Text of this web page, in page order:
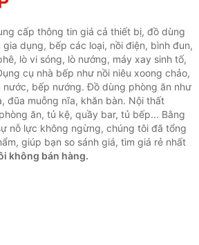
cấp thông tin giá cả thiết bị, đồ dùng
dụng, bếp các loại, nồi điện, bình đun,
lò vi sóng, lò nướng, máy xay sinh tố,
cụ nhà bếp như nồi niêu xoong chảo,
bếp nướng. Đồ dùng phòng ăn như
đũa muỗng nĩa, khăn bàn. Nội thất
ăn, tủ kệ, quầy bar, tủ bếp... Bằng
nỗ lực không ngừng, chúng tôi đã tổng
giúp bạn so sánh giá, tìm giá rẻ nhất
không bán hàng.